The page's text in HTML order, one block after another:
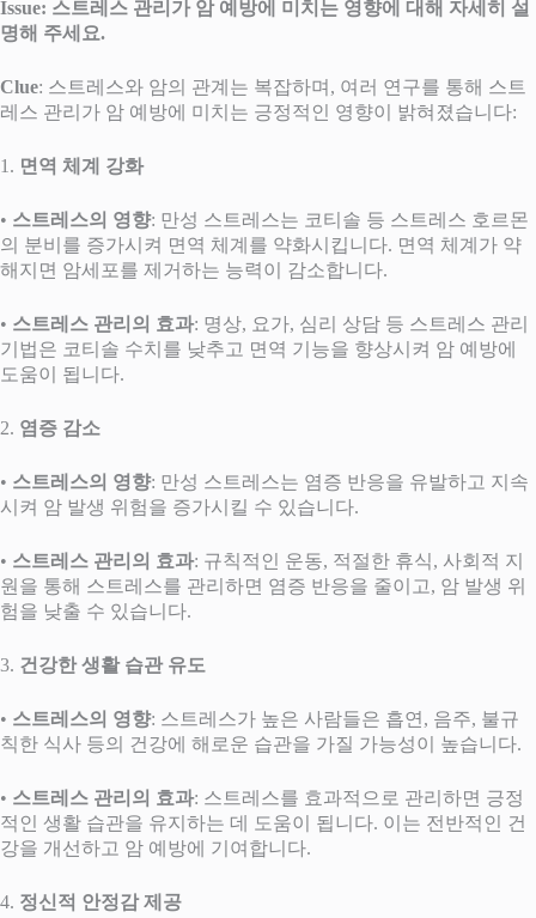
Issue: 스트레스 관리가 암 예방에 미치는 영향에 대해 자세히 설
명해 주세요.
Clue: 스트레스와 암의 관계는 복잡하며, 여러 연구를 통해 스트
레스 관리가 암 예방에 미치는 긍정적인 영향이 밝혀졌습니다:
1. 면역 체계 강화
• 스트레스의 영향: 만성 스트레스는 코티솔 등 스트레스 호르몬
의 분비를 증가시켜 면역 체계를 약화시킵니다. 면역 체계가 약
해지면 암세포를 제거하는 능력이 감소합니다.
• 스트레스 관리의 효과: 명상, 요가, 심리 상담 등 스트레스 관리
기법은 코티솔 수치를 낮추고 면역 기능을 향상시켜 암 예방에
도움이 됩니다.
2. 염증 감소
• 스트레스의 영향: 만성 스트레스는 염증 반응을 유발하고 지속
시켜 암 발생 위험을 증가시킬 수 있습니다.
• 스트레스 관리의 효과: 규칙적인 운동, 적절한 휴식, 사회적 지
원을 통해 스트레스를 관리하면 염증 반응을 줄이고, 암 발생 위
험을 낮출 수 있습니다.
3. 건강한 생활 습관 유도
• 스트레스의 영향: 스트레스가 높은 사람들은 흡연, 음주, 불규
칙한 식사 등의 건강에 해로운 습관을 가질 가능성이 높습니다.
• 스트레스 관리의 효과: 스트레스를 효과적으로 관리하면 긍정
적인 생활 습관을 유지하는 데 도움이 됩니다. 이는 전반적인 건
강을 개선하고 암 예방에 기여합니다.
4. 정신적 안정감 제공